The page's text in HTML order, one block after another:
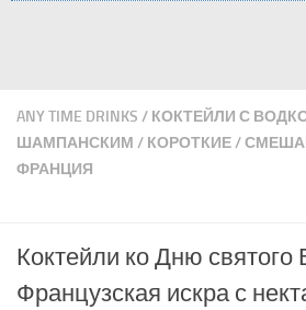
ANY TIME DRINKS / КОКТЕЙЛИ С
ШАМПАНСКИМ / КОРОТКИЕ/
ФРАНЦИЯ
Коктейли ко Дню святого
Французская искра с